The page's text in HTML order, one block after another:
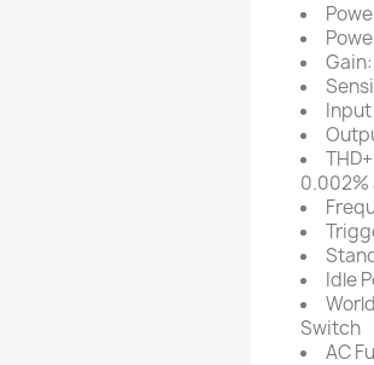
0.002%
Idle
Switch
AC